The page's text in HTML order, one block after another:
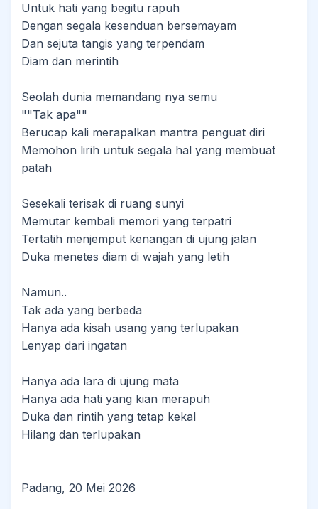
Untuk hati yang begitu rapuh
Dengan segala kesenduan bersemayam
Dan sejuta tangis yang terpendam
Diam dan merintih
Seolah dunia memandang nya semu
""Tak apa""
Berucap kali merapalkan mantra penguat diri
Memohon lirih untuk segala hal yang membuat
patah
Sesekali terisak di ruang sunyi
Memutar kembali memori yang terpatri
Tertatih menjemput kenangan di ujung jalan
Duka menetes diam di wajah yang letih
Namun..
Tak ada yang berbeda
Hanya ada kisah usang yang terlupakan
Lenyap dari ingatan
Hanya ada lara di ujung mata
Hanya ada hati yang kian merapuh
Duka dan rintih yang tetap kekal
Hilang dan terlupakan
Padang, 20 Mei 2026